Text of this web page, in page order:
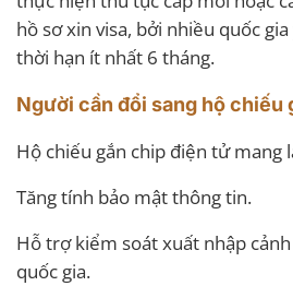
hồ sơ xin visa, bởi nhiều quốc
thời hạn ít nhất 6 tháng.
Người cần đổi sang hộ chiếu
Hộ chiếu gắn chip điện tử mang
Tăng tính bảo mật thông tin.
Hỗ trợ kiểm soát xuất nhập
quốc gia.